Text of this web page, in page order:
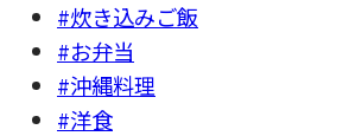
#炊き込みご飯
#お弁当
#沖縄料理
#洋食